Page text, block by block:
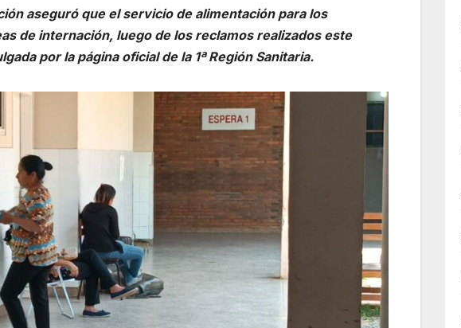
aseguró que el servicio de alimentación para los
de internación, luego de los reclamos realizados este
por la página oficial de la 1ª Región Sanitaria.